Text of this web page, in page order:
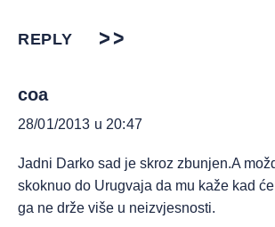
REPLY
coa
28/01/2013 u 20:47
Jadni Darko sad je skroz zbunjen.A
skoknuo do Urugvaja da mu kaže kad
ga ne drže više u neizvjesnosti.